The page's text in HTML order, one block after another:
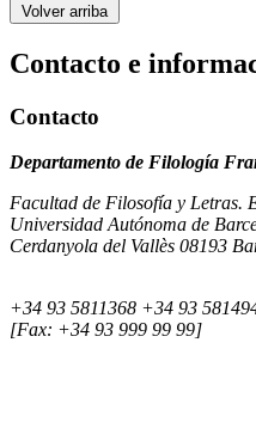
Volver arriba
Contacto e
Contacto
Departamento de Filología
Facultad de Filosofía y Letras.
Universidad Autónoma de
Cerdanyola del Vallès 08193
+34 93 5811368 +34 93
[Fax: +34 93 999 99 99]